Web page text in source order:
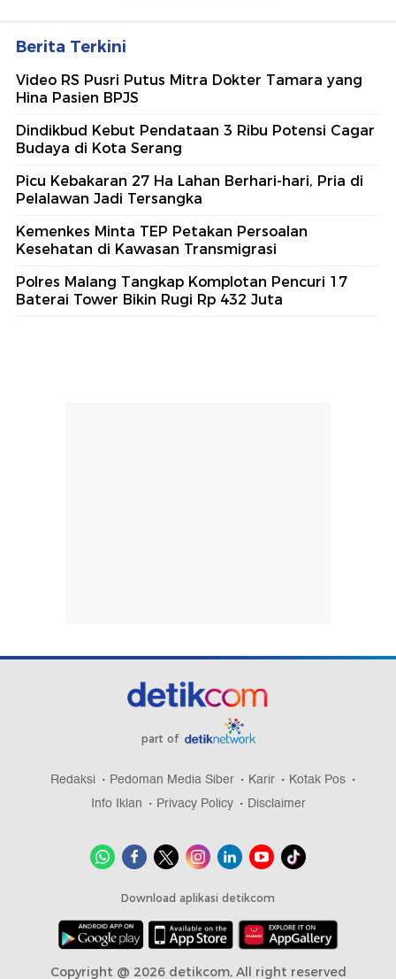
Berita Terkini
Video RS Pusri Putus Mitra Dokter Tamara yang
Hina Pasien BPJS
Dindikbud Kebut Pendataan 3 Ribu Potensi Cagar
Budaya di Kota Serang
Picu Kebakaran 27 Ha Lahan Berhari-hari, Pria di
Pelalawan Jadi Tersangka
Kemenkes Minta TEP Petakan Persoalan
Kesehatan di Kawasan Transmigrasi
Polres Malang Tangkap Komplotan Pencuri 17
Baterai Tower Bikin Rugi Rp 432 Juta
part of
Redaksi Pedoman Media Siber Karir
Kotak Pos
Info Iklan
Privacy Policy Disclaimer
Download aplikasi detikcom
Copyright @ 2026 detikcom, All right reserved